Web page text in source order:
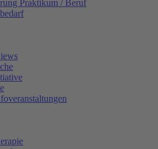
Praktikum / Beruf